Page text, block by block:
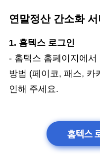
연말정산 간소화
1. 홈텍스 로그인
- 홈텍스 홈페이지에
방법 (페이코, 패스, 카
인해 주세요.